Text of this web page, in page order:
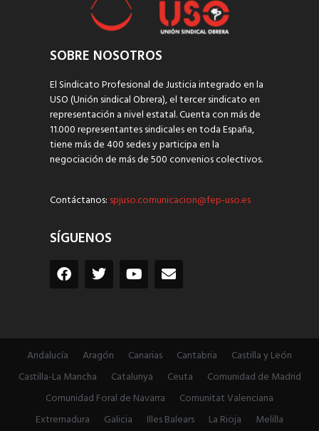
SOBRE NOSOTROS
El Sindicato Profesional de Justicia integrado en la
USO (Unión sindical Obrera), el tercer sindicato en
representación a nivel estatal. Cuenta con más de
11.000 representantes sindicales en toda España,
tiene más de 400 sedes y participa en la
negociación de más de 500 convenios colectivos.
Contáctanos: spjuso.comunicacion@fep-uso.es
SÍGUENOS
Andalucía Aragón Canarias Cantabria
Castilla y León
Castilla-La Mancha
Catalunya Ceuta
Comunidad de Madrid
Comunidad Foral de Navarra
Comunitat Valenciana
Extremadura
Galicia Illes Balears La Rioja Melilla